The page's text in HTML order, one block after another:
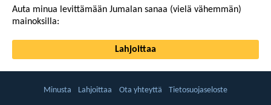
Auta minua levittämään Jumalan sanaa (vielä vähemmän)
mainoksilla:
Lahjoittaa
Minusta Lahjoittaa Ota yhteyttä Tietosuojaseloste